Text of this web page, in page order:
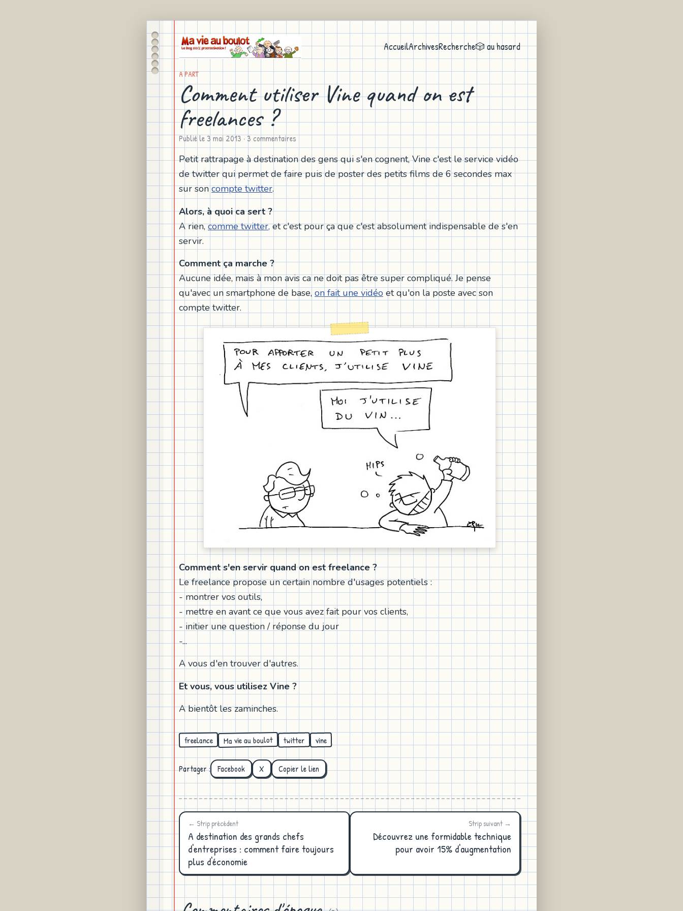
AccueilArchivesRecherche🎲 au hasard
A PART
Comment utiliser Vine quand on est
freelances ?
Publié le3 mai 2013· 3 commentaires
Petit rattrapage à destination des gens qui s'en cognent, Vine c'est le service vidéo
de twitter qui permet de faire puis de poster des petits films de 6 secondes max
sur soncompte twitter.
Alors, à quoi ca sert ?
A rien,comme twitter,et c'est pour ça que c'est absolument indispensable de s'en
servir.
Comment ça marche ?
Aucune idée, mais à mon avis ca ne doit pas être super compliqué. Je pense
qu'avec un smartphone de base, on fait une vidéo et qu'on la poste avec son
compte twitter.
Comment s'en servir quand on est freelance ?
Le freelance propose un certain nombre d'usages potentiels :
- montrer vos outils,
- mettre en avant ce que vous avez fait pour vos clients,
- initier une question / réponse du jour
-...
A vous d'en trouver d'autres.
Et vous, vous utilisez Vine ?
A bientôt les zaminches.
freelance Ma vie au boulot twitter vine
Partager : Facebook X Copier le lien
← Strip précédent
A destination des grands chefs
d'entreprises : comment faire toujours
plus d'économie
Strip suivant →
Découvrez une formidable technique
pour avoir 15% d'augmentation